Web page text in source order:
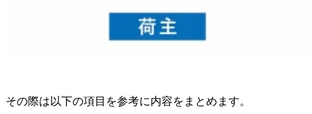
その際は以下の項目を参考に内容をまとめます。